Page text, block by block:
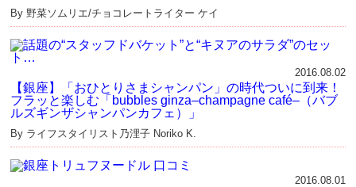
By 野菜ソムリエ/チョコレートライター ケイ
2016.08.02
【銀座】「おひとりさまシャンパン」の時代ついに到来！
フラッと楽しむ「bubbles ginza–champagne café–（バブ
ルズギンザシャンパンカフェ）」
By ライフスタイリスト乃浬子 Noriko K.
2016.08.01